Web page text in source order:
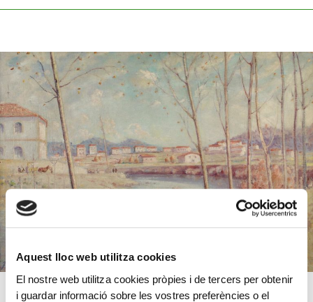
Aquest lloc web utilitza cookies
El nostre web utilitza cookies pròpies i de tercers per obtenir
i guardar informació sobre les vostres preferències o el